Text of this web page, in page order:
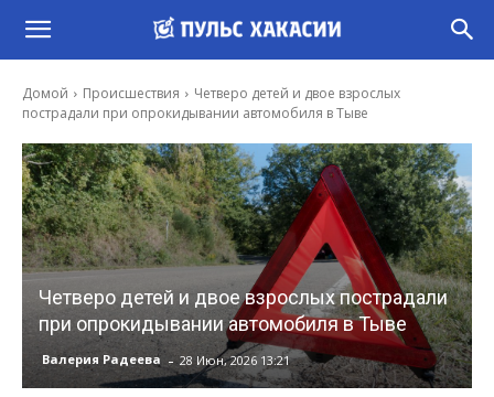
Домой Происшествия
Четверо детей и двое взрослых
пострадали при опрокидывании автомобиля в Тыве
Четверо детей и двое взрослых пострадали
при опрокидывании автомобиля в Тыве
Валерия Радеева - 28 Июн, 2026 13:21